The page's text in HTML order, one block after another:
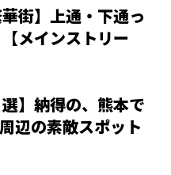
華街】上通・下通っ
メインストリー
選】納得の、熊本で
辺の素敵スポット